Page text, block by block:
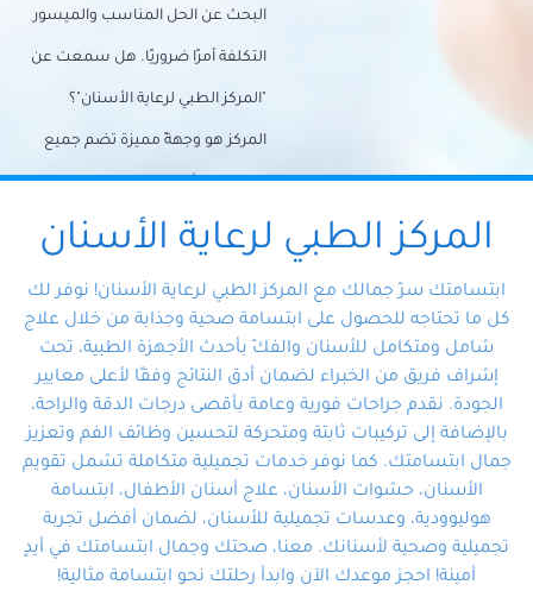
البحث عن الحل المناسب والميسور
التكلفة أمرًا ضروريًا. هل سمعت عن
"المركز الطبي لرعاية الأسنان"؟
المركز هو وجهةً مميزة تضم جميع
احتياجات الأسنان تحت سقف واحد،
وتضمن لك حلاً شاملًا لجميع
المتخصص ذوي الخبرة، ستجد نفسك
في أيد أمينة تلبي احتياجاتك بكل
احترافية ودقة.
المركز الطبي لرعاية الأسنان
ابتسامتك سرّ جمالك مع المركز الطبي لرعاية الأسنان! نوفر لك
كل ما تحتاجه للحصول على ابتسامة صحية وجذابة من خلال علاج
شامل ومتكامل للأسنان والفكّ بأحدث الأجهزة الطبية، تحت
إشراف فريق من الخبراء لضمان أدق النتائج وفقًا لأعلى معايير
الجودة. نقدم جراحات فورية وعامة بأقصى درجات الدقة والراحة،
بالإضافة إلى تركيبات ثابتة ومتحركة لتحسين وظائف الفم وتعزيز
جمال ابتسامتك. كما نوفر خدمات تجميلية متكاملة تشمل تقويم
الأسنان، حشوات الأسنان، علاج أسنان الأطفال، ابتسامة
هوليوودية، وعدسات تجميلية للأسنان، لضمان أفضل تجربة
تجميلية وصحية لأسنانك. معنا، صحتك وجمال ابتسامتك في أيدٍ
أمينة! احجز موعدك الآن وابدأ رحلتك نحو ابتسامة مثالية!